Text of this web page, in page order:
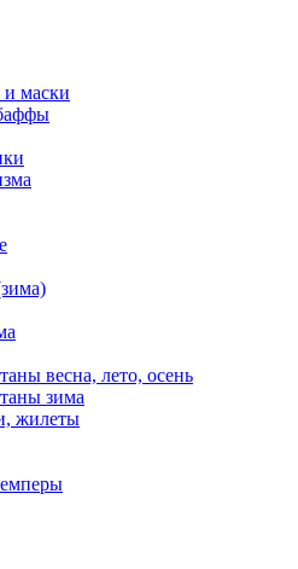
и маски
весна, лето, осень
зима
жилеты